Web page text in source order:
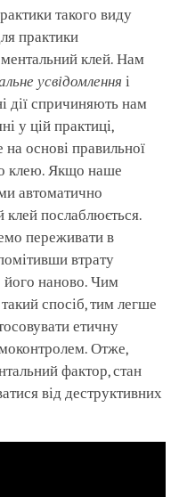
такого виду
практики
клей. Нам
усвідомлення і
дії спричиняють нам
у цій практиці,
основі правильної
клею. Якщо наше
автоматично
клей послаблюється.
переживати в
втрату
його наново. Чим
спосіб, тим легше
етичну
Отже,
фактор, стан
від деструктивних